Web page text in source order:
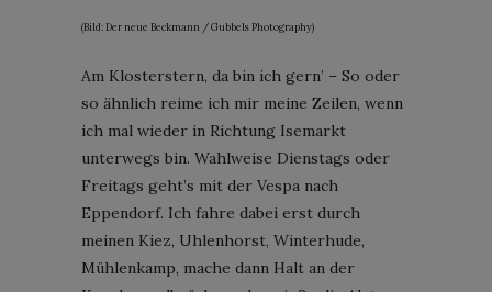
(Bild: Der neue Beckmann / Gubbels Photography)
Am Klosterstern, da bin ich gern’ – So oder
so ähnlich reime ich mir meine Zeilen, wenn
ich mal wieder in Richtung Isemarkt
unterwegs bin. Wahlweise Dienstags oder
Freitags geht’s mit der Vespa nach
Eppendorf. Ich fahre dabei erst durch
meinen Kiez, Uhlenhorst, Winterhude,
Mühlenkamp, mache dann Halt an der